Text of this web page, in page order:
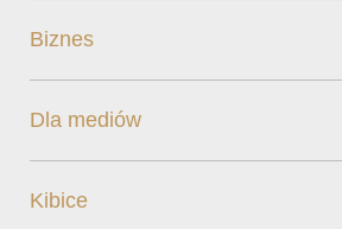
Biznes
Dla mediów
Kibice